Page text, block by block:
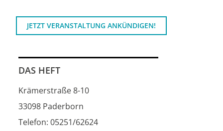
JETZT VERANSTALTUNG ANKÜNDIGEN!
DAS HEFT
Krämerstraße 8-10
33098 Paderborn
Telefon: 05251/62624